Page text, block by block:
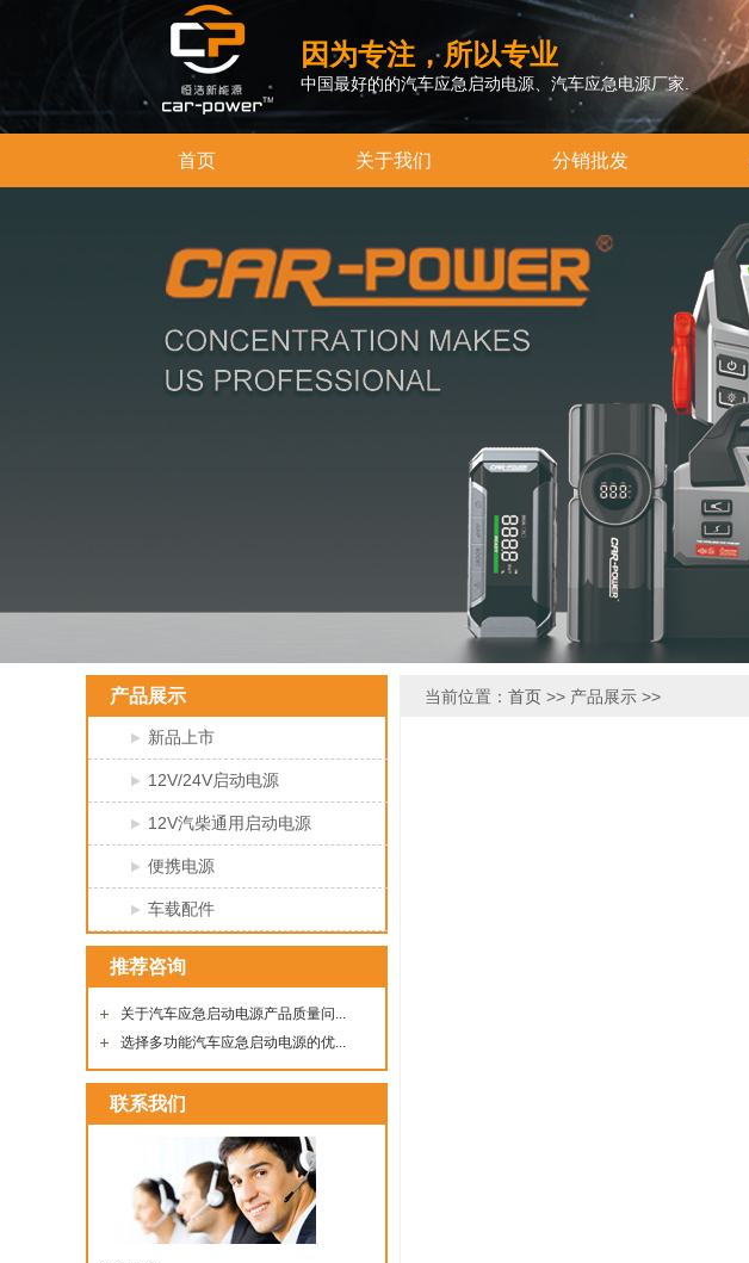
因为专注，所以专业
中国最好的的汽车应急启动电源、汽车应急电源厂家.
首页 关于我们 分销批发
产品展示
新品上市
12V/24V启动电源
12V汽柴通用启动电源
便携电源
车载配件
推荐咨询
关于汽车应急启动电源产品质量问...
选择多功能汽车应急启动电源的优...
联系我们
当前位置： 首页 >> 产品展示 >>